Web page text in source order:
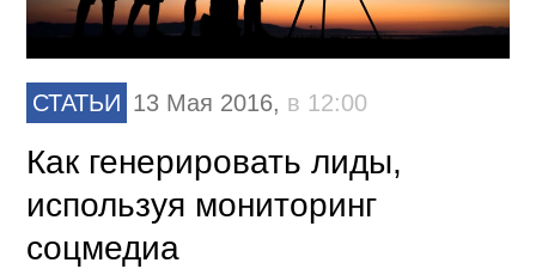
СТАТЬИ 13 Мая 2016, в 12:00
Как генерировать лиды,
используя мониторинг
соцмедиа